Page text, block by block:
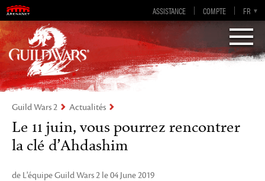
ASSISTANCE COMPTE FR
EN
DE
ES
EN-GB
Visions of Eternity
Guild Wars 2
Guild Wars 2 Actualités
Le 11 juin, vous pourrez rencontrer
la clé d’Ahdashim
de L'équipe Guild Wars 2 le 04 June 2019